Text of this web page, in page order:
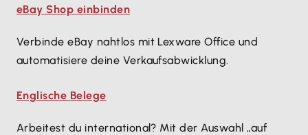
eBay Shop einbinden
Verbinde eBay nahtlos mit Lexware Office und
automatisiere deine Verkaufsabwicklung.
Englische Belege
Arbeitest du international? Mit der Auswahl „auf